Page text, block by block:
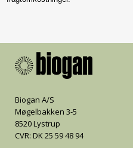
Biogan A/S
Møgelbakken 3-5
8520 Lystrup
CVR: DK 25 59 48 94